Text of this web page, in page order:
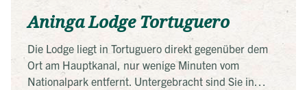
Aninga Lodge Tortuguero
Die Lodge liegt in Tortuguero direkt gegenüber dem
Ort am Hauptkanal, nur wenige Minuten vom
Nationalpark entfernt. Untergebracht sind Sie in